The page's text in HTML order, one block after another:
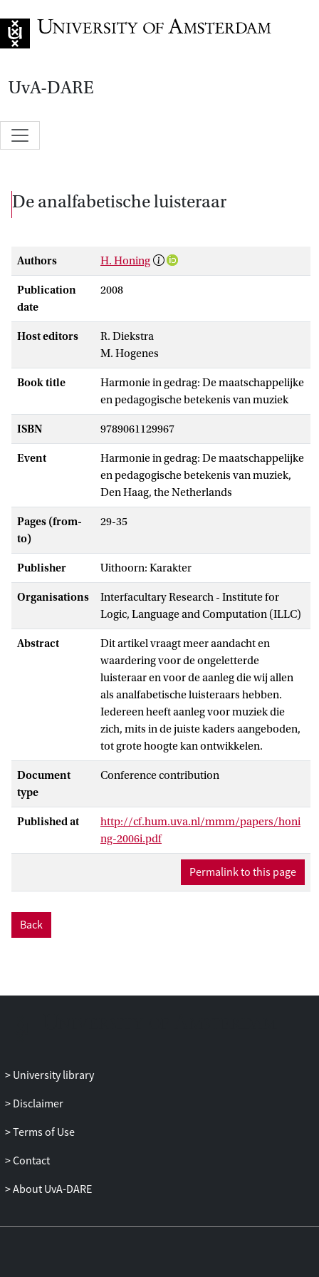
UvA-DARE
De analfabetische luisteraar
Authors H. Honing
Publication
date
2008
Host editors
R. Diekstra
M. Hogenes
Book title
Harmonie in gedrag: De maatschappelijke
en pedagogische betekenis van muziek
ISBN 9789061129967
Event
Harmonie in gedrag: De maatschappelijke
en pedagogische betekenis van muziek,
Den Haag, the Netherlands
Pages (from-
to)
29-35
Publisher Uithoorn: Karakter
Organisations
Interfacultary Research - Institute for
Logic, Language and Computation (ILLC)
Abstract
Dit artikel vraagt meer aandacht en
waardering voor de ongeletterde
luisteraar en voor de aanleg die wij allen
als analfabetische luisteraars hebben.
Iedereen heeft aanleg voor muziek die
zich, mits in de juiste kaders aangeboden,
tot grote hoogte kan ontwikkelen.
Document
type
Conference contribution
Published at
http://cf.hum.uva.nl/mmm/papers/honi
ng-2006i.pdf
Permalink to this page
Back
University library
Disclaimer
Terms of Use
Contact
About UvA-DARE